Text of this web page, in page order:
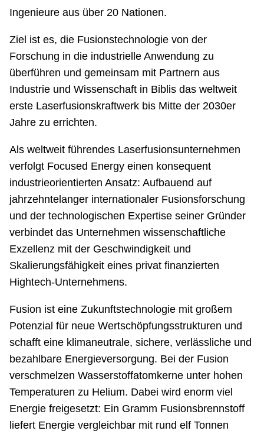
Ingenieure aus über 20 Nationen.
Ziel ist es, die Fusionstechnologie von der
Forschung in die industrielle Anwendung zu
überführen und gemeinsam mit Partnern aus
Industrie und Wissenschaft in Biblis das weltweit
erste Laserfusionskraftwerk bis Mitte der 2030er
Jahre zu errichten.
Als weltweit führendes Laserfusionsunternehmen
verfolgt Focused Energy einen konsequent
industrieorientierten Ansatz: Aufbauend auf
jahrzehntelanger internationaler Fusionsforschung
und der technologischen Expertise seiner Gründer
verbindet das Unternehmen wissenschaftliche
Exzellenz mit der Geschwindigkeit und
Skalierungsfähigkeit eines privat finanzierten
Hightech-Unternehmens.
Fusion ist eine Zukunftstechnologie mit großem
Potenzial für neue Wertschöpfungsstrukturen und
schafft eine klimaneutrale, sichere, verlässliche und
bezahlbare Energieversorgung. Bei der Fusion
verschmelzen Wasserstoffatomkerne unter hohen
Temperaturen zu Helium. Dabei wird enorm viel
Energie freigesetzt: Ein Gramm Fusionsbrennstoff
liefert Energie vergleichbar mit rund elf Tonnen